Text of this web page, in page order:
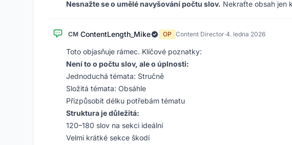
Nesnažte se o umělé navyšování počtu slov. Nekraťte obsah jen
CM ContentLength_Mike OP Content Director·4. ledna 2026
Toto objasňuje rámec. Klíčové poznatky:
Není to o počtu slov, ale o úplnosti:
Jednoduchá témata: Stručně
Složitá témata: Obsáhle
Přizpůsobit délku potřebám tématu
Struktura je důležitá:
120–180 slov na sekci ideální
Velmi krátké sekce škodí